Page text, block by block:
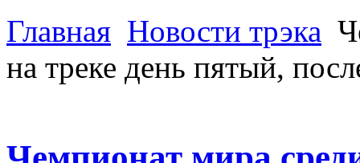
Главная Новости трэка
на треке день пятый,